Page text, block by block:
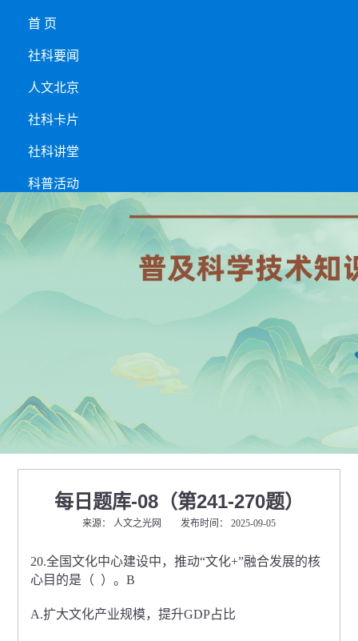
首 页
社科要闻
人文北京
社科卡片
社科讲堂
科普活动
每日题库-08（第241-270题）
来源： 人文之光网 发布时间： 2025-09-05
20.全国文化中心建设中，推动“文化+”融合发展的核
心目的是（ ）。B
A.扩大文化产业规模，提升GDP占比